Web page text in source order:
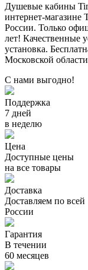
Душевые кабины
интернет-
России. Только
лет! Качественные
установка.
Московской
С нами выгодно!
Поддержка
7 дней
в неделю
Цена
Доступные цены
на все товары
Доставка
Доставляем по всей
России
Гарантия
В течении
60 месяцев